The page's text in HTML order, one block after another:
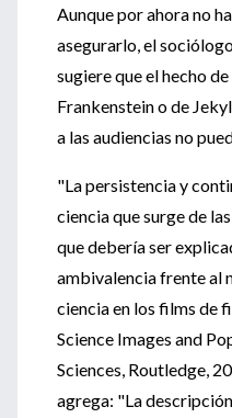
Aunque por ahora no
asegurarlo, el
sugiere que el hecho
Frankenstein o de
a las audiencias no
"La persistencia y
ciencia que surge de
que debería ser
ambivalencia frente al
ciencia en los films de
Science Images and
Sciences, Routledge,
agrega: "La